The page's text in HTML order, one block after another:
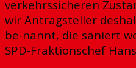
verkehrssicheren
wir Antragsteller
be-nannt, die saniert
SPD-Fraktionschef